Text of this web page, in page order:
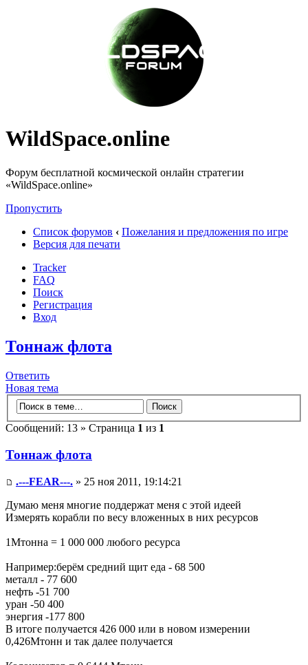
WildSpace.online
Форум бесплатной космической онлайн стратегии
«WildSpace.online»
Пропустить
Список форумов ‹ Пожелания и предложения по игре
Версия для печати
Tracker
FAQ
Поиск
Регистрация
Вход
Тоннаж флота
Ответить
Новая тема
Сообщений: 13 » Страница 1 из 1
Тоннаж флота
.---FEAR---. » 25 ноя 2011, 19:14:21
Думаю меня многие поддержат меня с этой идеей
Измерять корабли по весу вложенных в них ресурсов
1Мтонна = 1 000 000 любого ресурса
Например:берём средний щит еда - 68 500
металл - 77 600
нефть -51 700
уран -50 400
энергия -177 800
В итоге получается 426 000 или в новом измерении
0,426Мтонн и так далее получается